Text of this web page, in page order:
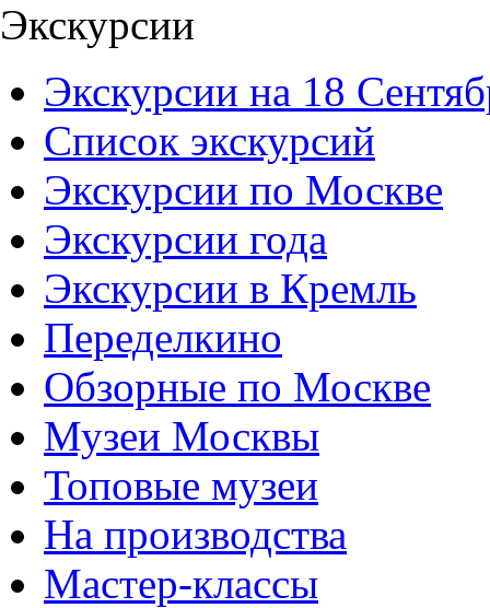
Экскурсии
Экскурсии на 18
Список экскурсий
Экскурсии по Москве
Экскурсии года
Экскурсии в Кремль
Переделкино
Обзорные по Москве
Музеи Москвы
Топовые музеи
На производства
Мастер-классы